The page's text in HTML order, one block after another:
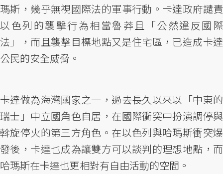
瑪斯，幾乎無視國際法的軍事行動。卡達政府譴責
以色列的襲擊行為相當魯莽且「公然違反國際
法」，而且襲擊目標地點又是住宅區，已造成卡達
公民的安全威脅。
卡達做為海灣國家之一，過去長久以來以「中東的
瑞士」中立國角色自居，在國際衝突中扮演調停與
斡旋停火的第三方角色。在以色列與哈瑪斯衝突爆
發後，卡達也成為讓雙方可以談判的理想地點，而
哈瑪斯在卡達也更相對有自由活動的空間。